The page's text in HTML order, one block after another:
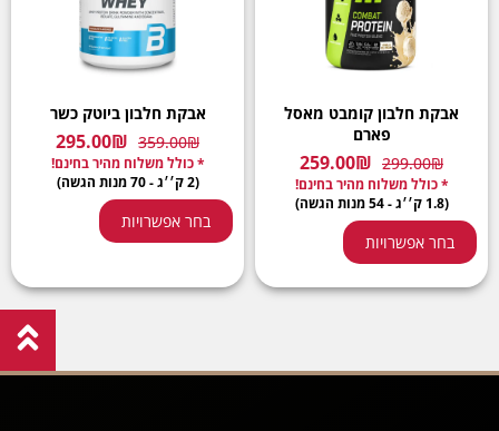
אבקת חלבון קומבט מאסל
פארם
299.00₪
259.00₪
* כולל משלוח מהיר בחינם!
(1.8 ק׳׳ג - 54 מנות הגשה)
בחר אפשרויות
אבקת חלבון ביוטק כשר
359.00₪
295.00₪
* כולל משלוח מהיר בחינם!
(2 ק׳׳ג - 70 מנות הגשה)
בחר אפשרויות